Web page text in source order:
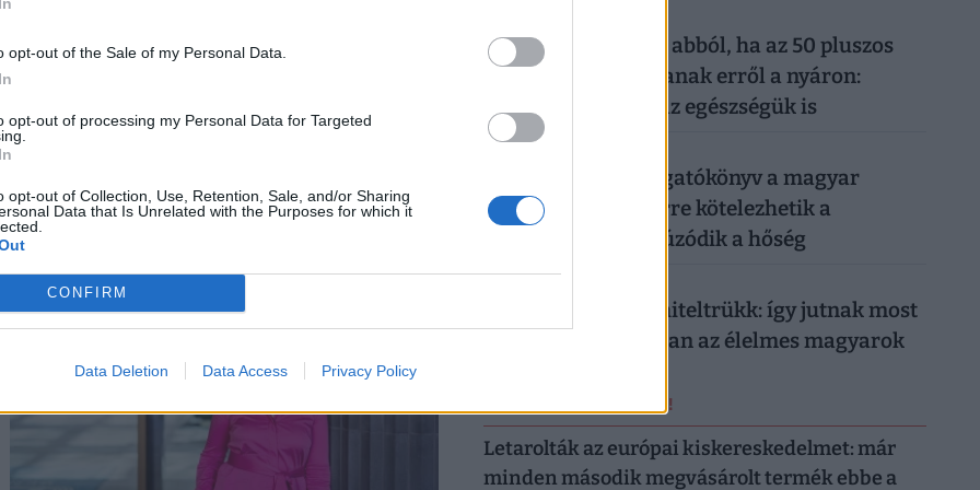
opt-out of the Sale of my Personal Data.
opt-out of processing my Personal Data for Targeted
opt-out of Collection, Use, Retention, Sale, and/or Sharing
Data that Is Unrelated with the Purposes for which it
CONFIRM
Data Deletion Data Access Privacy Policy
Asztalra vágnak a dolgozók védelmében:
azonnali cselekvésre hívnak, nem tűrik
tovább, ami a hőségben megy
nyújtanak megfelelő védelmet a nyári hőséggel
szemben, ezért aláírásgyűjtést indítottak a dolgozók
egészségének védelmében.
Komoly baj is lehet abból, ha az 50 pluszos
magyarok lemondanak erről a nyáron:
könnyen rámehet az egészségük is
Készül a válságforgatókönyv a magyar
munkahelyeken: erre kötelezhetik a
dolgozókat, ha elhúzódik a hőség
Működik a legális hiteltrükk: így jutnak most
milliókhoz olcsóbban az élelmes magyarok
ERRŐL NE MARADJ LE!
Letarolták az európai kiskereskedelmet: már
minden második megvásárolt termék ebbe a